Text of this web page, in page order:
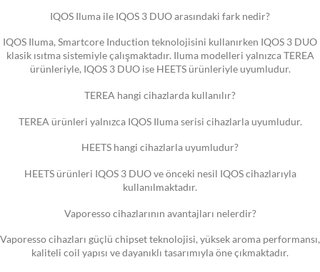
IQOS Iluma ile IQOS 3 DUO arasındaki fark nedir?
IQOS Iluma, Smartcore Induction teknolojisini kullanırken IQOS 3 DUO
klasik ısıtma sistemiyle çalışmaktadır. Iluma modelleri yalnızca TEREA
ürünleriyle, IQOS 3 DUO ise HEETS ürünleriyle uyumludur.
TEREA hangi cihazlarda kullanılır?
TEREA ürünleri yalnızca IQOS Iluma serisi cihazlarla uyumludur.
HEETS hangi cihazlarla uyumludur?
HEETS ürünleri IQOS 3 DUO ve önceki nesil IQOS cihazlarıyla
kullanılmaktadır.
Vaporesso cihazlarının avantajları nelerdir?
Vaporesso cihazları güçlü chipset teknolojisi, yüksek aroma performansı,
kaliteli coil yapısı ve dayanıklı tasarımıyla öne çıkmaktadır.